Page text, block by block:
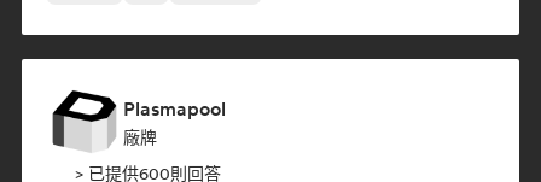
Plasmapool
廠牌
> 已提供600則回答